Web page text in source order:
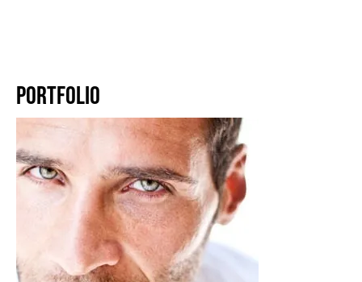
PORTFOLIO